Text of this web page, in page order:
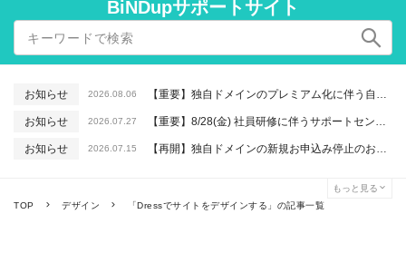
BiNDupサポートサイト
お知らせ 2026.08.06 【重要】独自ドメインのプレミアム化に伴う自動更新に関するお知らせ
お知らせ 2026.07.27 【重要】8/28(金) 社員研修に伴うサポートセンター休業のお知らせ
お知らせ 2026.07.15 【再開】独自ドメインの新規お申込み停止のお知らせ
もっと見る
TOP デザイン 「Dressでサイトをデザインする」の記事一覧